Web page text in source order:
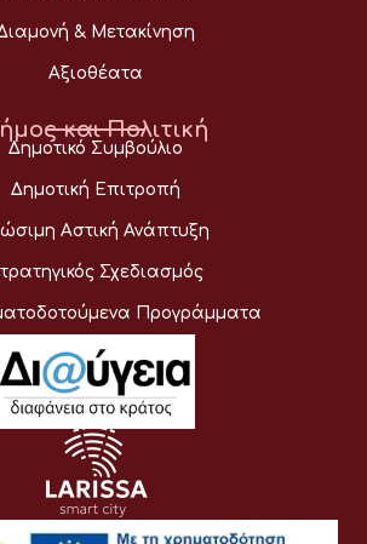
& Μετακίνηση
Αξιοθέατα
και Πολιτική
Δημοτικό Συμβούλιο
Δημοτική Επιτροπή
Αστική Ανάπτυξη
Σχεδιασμός
Προγράμματα